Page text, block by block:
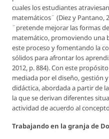
cuales los estudiantes
matemáticos¨ (Diez y Pantano,
¨pretende mejorar las formas
matemático, promoviendo una
este proceso y fomentando la
sólidos para afrontar los
2012, p. 884). Con este
mediada por el diseño, gestión
didáctica, abordada a partir de
la que se derivan diferentes
actividad de acuerdo al
Trabajando en la granja de